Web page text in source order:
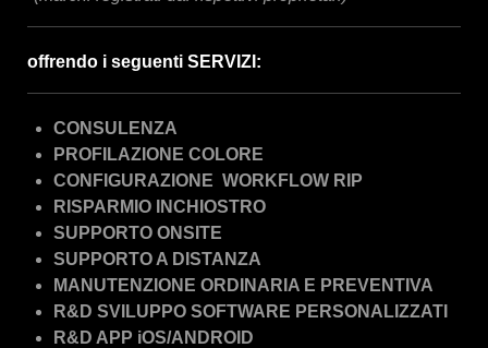
offrendo i seguenti SERVIZI:
CONSULENZA
PROFILAZIONE COLORE
CONFIGURAZIONE WORKFLOW RIP
RISPARMIO INCHIOSTRO
SUPPORTO ONSITE
SUPPORTO A DISTANZA
MANUTENZIONE ORDINARIA E PREVENTIVA
R&D SVILUPPO SOFTWARE PERSONALIZZATI
R&D APP iOS/ANDROID